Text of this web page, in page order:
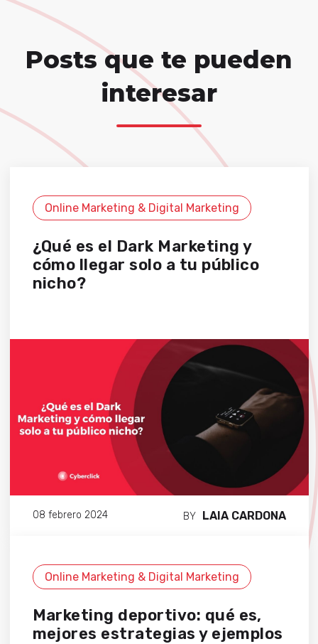
Posts que te pueden
interesar
Online Marketing & Digital Marketing
¿Qué es el Dark Marketing y
cómo llegar solo a tu público
nicho?
08 febrero 2024 BY LAIA CARDONA
Online Marketing & Digital Marketing
Marketing deportivo: qué es,
mejores estrategias y ejemplos